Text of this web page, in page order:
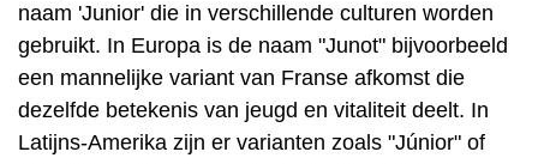
naam 'Junior' die in verschillende culturen worden
gebruikt. In Europa is de naam "Junot" bijvoorbeeld
een mannelijke variant van Franse afkomst die
dezelfde betekenis van jeugd en vitaliteit deelt. In
Latijns-Amerika zijn er varianten zoals "Júnior" of